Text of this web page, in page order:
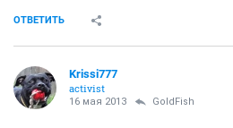
ОТВЕТИТЬ
Krissi777
activist
16 мая 2013 GoldFish